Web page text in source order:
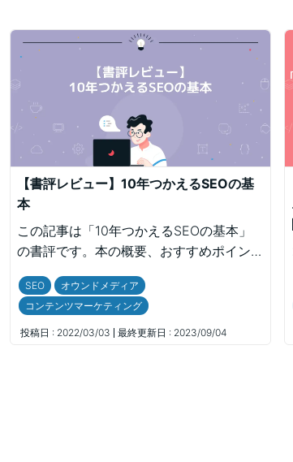
【書評レビュー】10年つかえるSEOの基
本
この記事は「10年つかえるSEOの基本」
の書評です。本の概要、おすすめポイント
SEO
オウンドメディア
コンテンツマーケティング
投稿日 : 2022/03/03 最終更新日 : 2023/09/04